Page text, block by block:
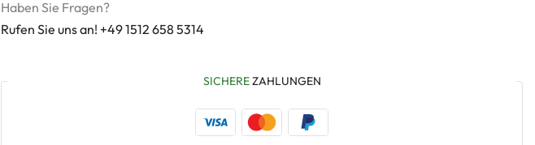
Haben Sie Fragen?
Rufen Sie uns an! +49 1512 658 5314
SICHEREZAHLUNGEN